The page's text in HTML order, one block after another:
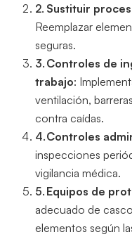
Sustituir
Reemplazar
seguras.
Controles de
trabajo:
ventilación,
contra caídas.
Controles
inspecciones
vigilancia médica.
Equipos de
adecuado de
elementos según